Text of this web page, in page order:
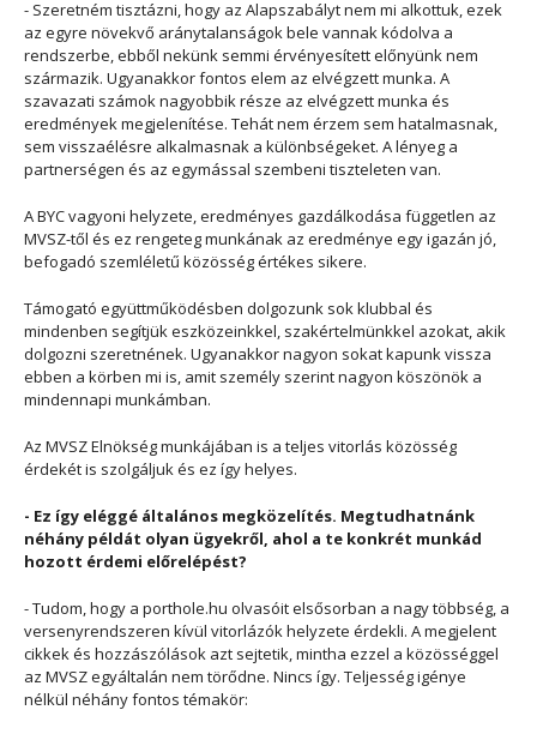
- Szeretném tisztázni, hogy az Alapszabályt nem mi alkottuk, ezek
az egyre növekvő aránytalanságok bele vannak kódolva a
rendszerbe, ebből nekünk semmi érvényesített előnyünk nem
származik. Ugyanakkor fontos elem az elvégzett munka. A
szavazati számok nagyobbik része az elvégzett munka és
eredmények megjelenítése. Tehát nem érzem sem hatalmasnak,
sem visszaélésre alkalmasnak a különbségeket. A lényeg a
partnerségen és az egymással szembeni tiszteleten van.
A BYC vagyoni helyzete, eredményes gazdálkodása független az
MVSZ-től és ez rengeteg munkának az eredménye egy igazán jó,
befogadó szemléletű közösség értékes sikere.
Támogató együttműködésben dolgozunk sok klubbal és
mindenben segítjük eszközeinkkel, szakértelmünkkel azokat, akik
dolgozni szeretnének. Ugyanakkor nagyon sokat kapunk vissza
ebben a körben mi is, amit személy szerint nagyon köszönök a
mindennapi munkámban.
Az MVSZ Elnökség munkájában is a teljes vitorlás közösség
érdekét is szolgáljuk és ez így helyes.
- Ez így eléggé általános megközelítés. Megtudhatnánk
néhány példát olyan ügyekről, ahol a te konkrét munkád
hozott érdemi előrelépést?
- Tudom, hogy a porthole.hu olvasóit elsősorban a nagy többség, a
versenyrendszeren kívül vitorlázók helyzete érdekli. A megjelent
cikkek és hozzászólások azt sejtetik, mintha ezzel a közösséggel
az MVSZ egyáltalán nem törődne. Nincs így. Teljesség igénye
nélkül néhány fontos témakör: